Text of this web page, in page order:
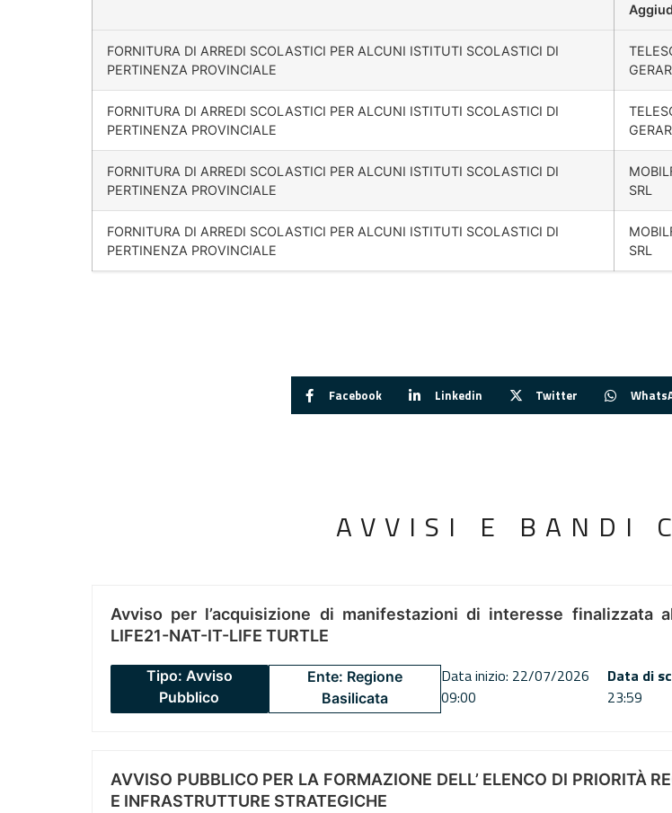
FORNITURA DI ARREDI SCOLASTICI PER ALCUNI ISTITUTI SCOLASTICI DI
PERTINENZA PROVINCIALE
FORNITURA DI ARREDI SCOLASTICI PER ALCUNI ISTITUTI SCOLASTICI DI
PERTINENZA PROVINCIALE
FORNITURA DI ARREDI SCOLASTICI PER ALCUNI ISTITUTI SCOLASTICI DI
PERTINENZA PROVINCIALE
SRL
FORNITURA DI ARREDI SCOLASTICI PER ALCUNI ISTITUTI SCOLASTICI DI
PERTINENZA PROVINCIALE
SRL
Facebook Linkedin Twitter
AVVISI E BANDI
Avviso per l’acquisizione di manifestazioni di interesse finalizzata
LIFE21-NAT-IT-LIFE TURTLE
Tipo: Avviso
Pubblico
Ente: Regione
Basilicata
Data inizio: 22/07/2026
09:00
Data di
23:59
AVVISO PUBBLICO PER LA FORMAZIONE DELL’ ELENCO DI PRIORITÀ
E INFRASTRUTTURE STRATEGICHE